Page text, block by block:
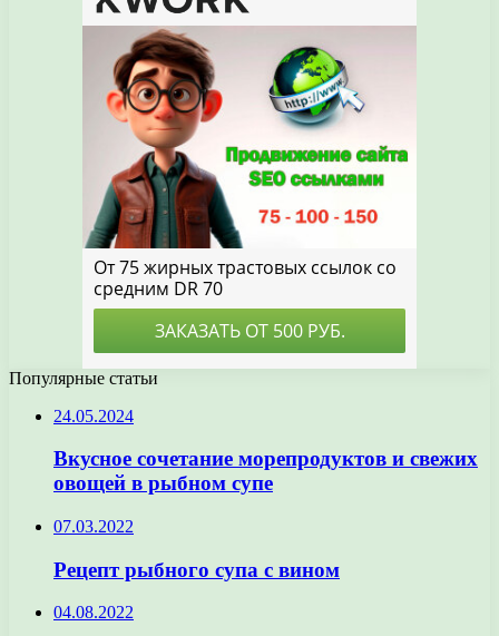
Популярные статьи
24.05.2024
Вкусное сочетание морепродуктов и свежих
овощей в рыбном супе
07.03.2022
Рецепт рыбного супа с вином
04.08.2022